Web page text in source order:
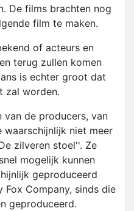
De films brachten nog
film te maken.
of acteurs en
terug zullen komen
is echter groot dat
zal worden.
van de producers, van
waarschijnlijk niet meer
zilveren stoel''. Ze
mogelijk kunnen
geproduceerd
Company, sinds die
geproduceerd.